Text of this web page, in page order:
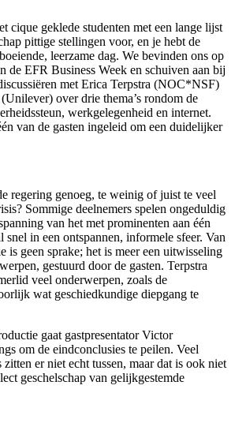
cique geklede studenten met een lange lijst
pittige stellingen voor, en je hebt de
leerzame dag. We bevinden ons op
de EFR Business Week en schuiven aan bij
met Erica Terpstra (NOC*NSF)
over drie thema’s rondom de
werkgelegenheid en internet.
van de gasten ingeleid om een duidelijker
regering genoeg, te weinig of juist te veel
Sommige deelnemers spelen ongeduldig
van het met prominenten aan één
snel in een ontspannen, informele sfeer. Van
is geen sprake; het is meer een uitwisseling
gestuurd door de gasten. Terpstra
veel onderwerpen, zoals de
wat geschiedkundige diepgang te
gaat gastpresentator Victor
om de eindconclusies te peilen. Veel
er niet echt tussen, maar dat is ook niet
geschelschap van gelijkgestemde